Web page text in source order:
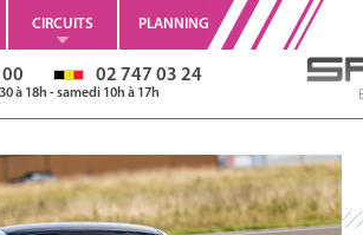
CIRCUITS PLANNING
02 747 03 24
à 18h - samedi 10h à 17h